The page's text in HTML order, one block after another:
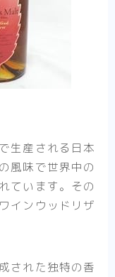
生産される日本
風味で世界中の
ています。その
インウッドリザ
された独特の香